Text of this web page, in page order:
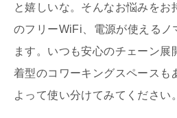
と嬉しいな。そんなお悩みをお
のフリーWiFi、電源が使えるノ
ます。いつも安心のチェーン展
着型のコワーキングスペースも
よって使い分けてみてください。